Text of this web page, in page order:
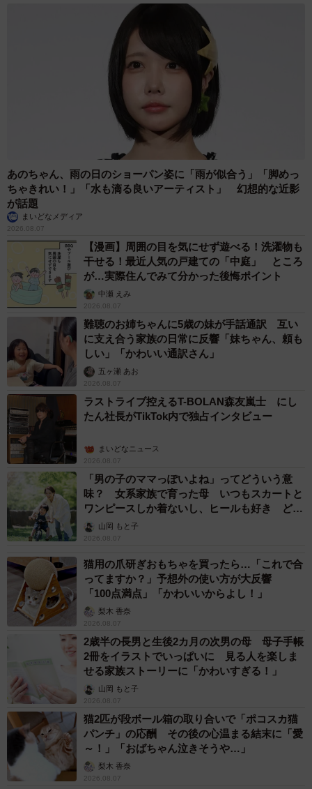
あのちゃん、雨の日のショーパン姿に「雨が似合う」「脚めっ
ちゃきれい！」「水も滴る良いアーティスト」 幻想的な近影
が話題
まいどなメディア
2026.08.07
【漫画】周囲の目を気にせず遊べる！洗濯物も
干せる！最近人気の戸建ての「中庭」 ところ
が…実際住んでみて分かった後悔ポイント
中瀬 えみ
2026.08.07
難聴のお姉ちゃんに5歳の妹が手話通訳 互い
に支え合う家族の日常に反響「妹ちゃん、頼も
しい」「かわいい通訳さん」
五ヶ瀬 あお
2026.08.07
ラストライブ控えるT-BOLAN森友嵐士 にし
たん社長がTikTok内で独占インタビュー
まいどなニュース
2026.08.07
「男の子のママっぽいよね」ってどういう意
味？ 女系家族で育った母 いつもスカートと
ワンピースしか着ないし、ヒールも好き どの
へんが…
山岡 もと子
2026.08.07
猫用の爪研ぎおもちゃを買ったら…「これで合
ってますか？」予想外の使い方が大反響
「100点満点」「かわいいからよし！」
梨木 香奈
2026.08.07
2歳半の長男と生後2カ月の次男の母 母子手帳
2冊をイラストでいっぱいに 見る人を楽しま
せる家族ストーリーに「かわいすぎる！」
山岡 もと子
2026.08.07
猫2匹が段ボール箱の取り合いで「ポコスカ猫
パンチ」の応酬 その後の心温まる結末に「愛
～！」「おばちゃん泣きそうや…」
梨木 香奈
2026.08.07